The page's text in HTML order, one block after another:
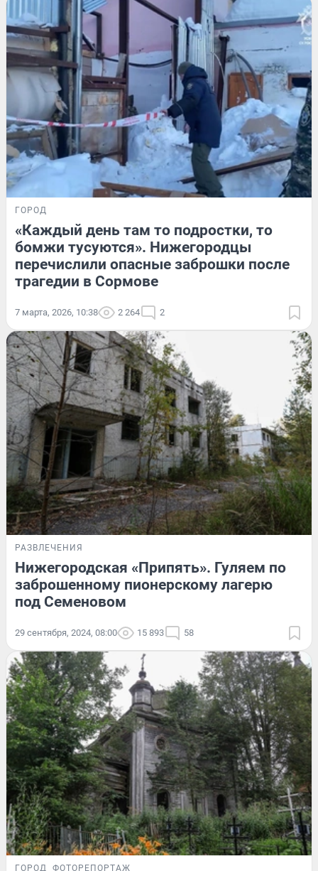
ГОРОД
«Каждый день там то подростки, то
бомжи тусуются». Нижегородцы
перечислили опасные заброшки после
трагедии в Сормове
7 марта, 2026, 10:38 2 264 2
РАЗВЛЕЧЕНИЯ
Нижегородская «Припять». Гуляем по
заброшенному пионерскому лагерю
под Семеновом
29 сентября, 2024, 08:00 15 893 58
ГОРОД ФОТОРЕПОРТАЖ